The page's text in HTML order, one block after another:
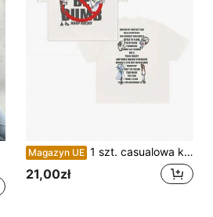
Magazyn UE 1 szt. casualowa koszulka T-shirt z 100% bawełny, miękka i oddychająca, Y2K Hip Hop ASAP Rocky Album Tracklist z podwójnym nadrukiem, na co dzień, do noszenia ulicznego latem
21,00zł